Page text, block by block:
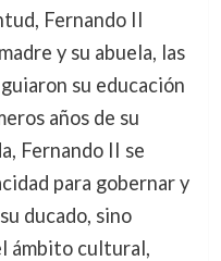
Fernando II
y su abuela, las
su educación
años de su
Fernando II se
para gobernar y
ducado, sino
ámbito cultural,